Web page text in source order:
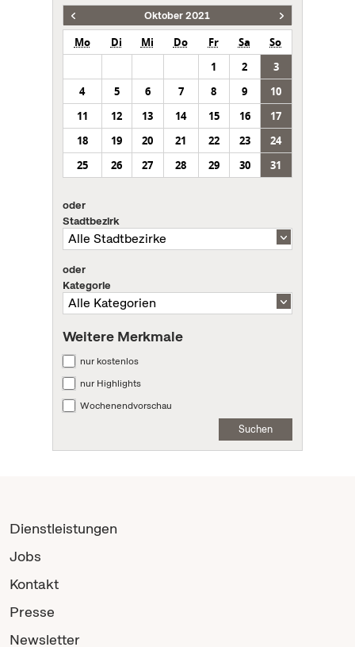
Oktober 2021
Mo Di Mi Do Fr Sa
So
1
2
3
4
5 6 7 8 9
10
11
12 13 14 15 16
17
18
19 20 21 22 23
24
25
26 27 28 29 30 31
oder
Stadtbezirk
oder
Kategorie
Weitere Merkmale
nur kostenlos
nur Highlights
Wochenendvorschau
Suchen
Dienstleistungen
Jobs
Kontakt
Presse
Newsletter